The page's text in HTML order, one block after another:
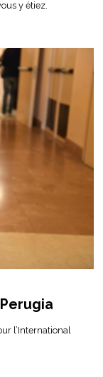
y étiez.
Perugia
l’International